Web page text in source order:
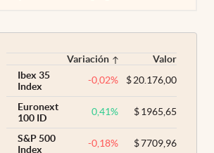
Variación
Valor
Ibex 35
Index
-0,02% $20.176,00
Euronext
100 ID
0,41% $1965,65
S&P 500
Index
-0,18% $7709,96